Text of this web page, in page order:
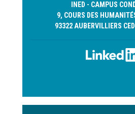
INED - CAMPUS
9, COURS DES
93322 AUBERVILLIERS